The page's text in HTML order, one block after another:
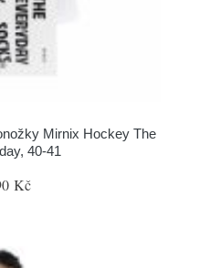
Mirnix Hockey The
40-41
Kč